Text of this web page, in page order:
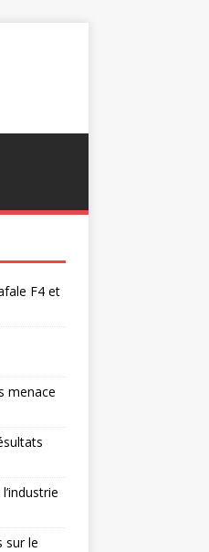
F4 et
menace
sur le